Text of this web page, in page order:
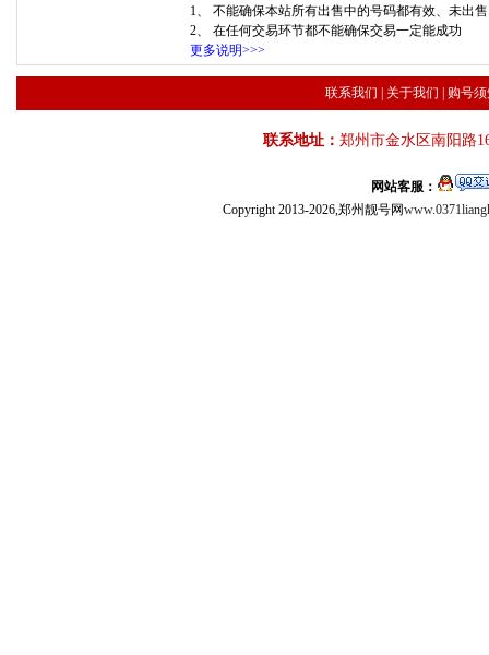
1、 不能确保本站所有出售中的号码都有效、未出
2、 在任何交易环节都不能确保交易一定能成功
更多说明>>>
联系我们 关于我们 购号
联系地址： 郑州市金水区南阳路
网站客服：
Copyright 2013-2026,郑州靓号网